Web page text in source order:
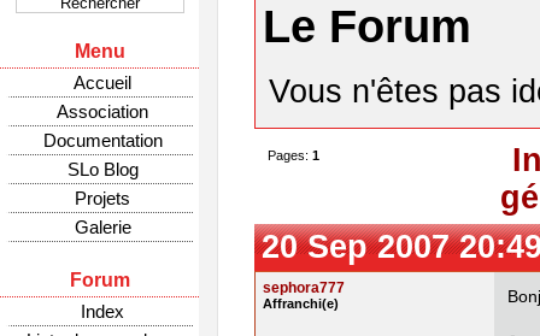
Menu
Accueil
Association
Documentation
SLo Blog
Projets
Galerie
Forum
Index
Le Forum
Vous n'êtes pas
Pages: 1
20 Sep 2007
sephora777
Affranchi(e)